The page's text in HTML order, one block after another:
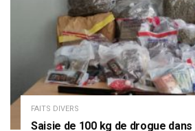
FAITS DIVERS
Saisie de 100 kg de drogue